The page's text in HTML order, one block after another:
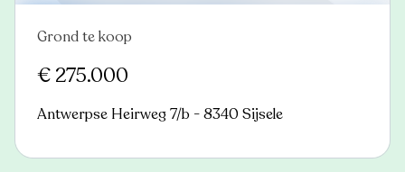
Nieuw
Grond te koop
€ 275.000
Antwerpse Heirweg 7/b - 8340 Sijsele